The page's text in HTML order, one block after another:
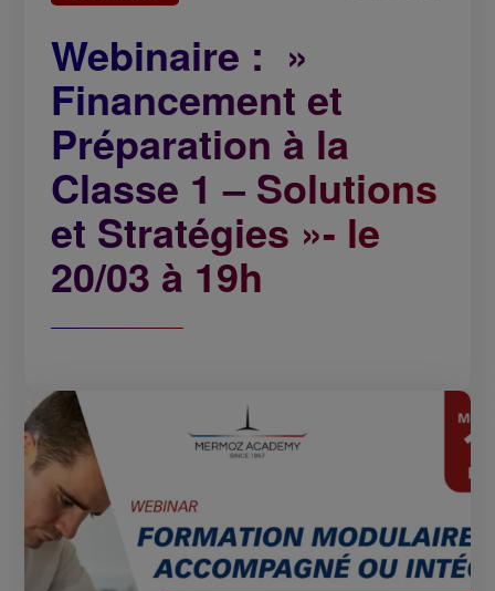
Webinaire : »
Financement et
Préparation à la
Classe 1 – Solutions
et Stratégies »- le
20/03 à 19h